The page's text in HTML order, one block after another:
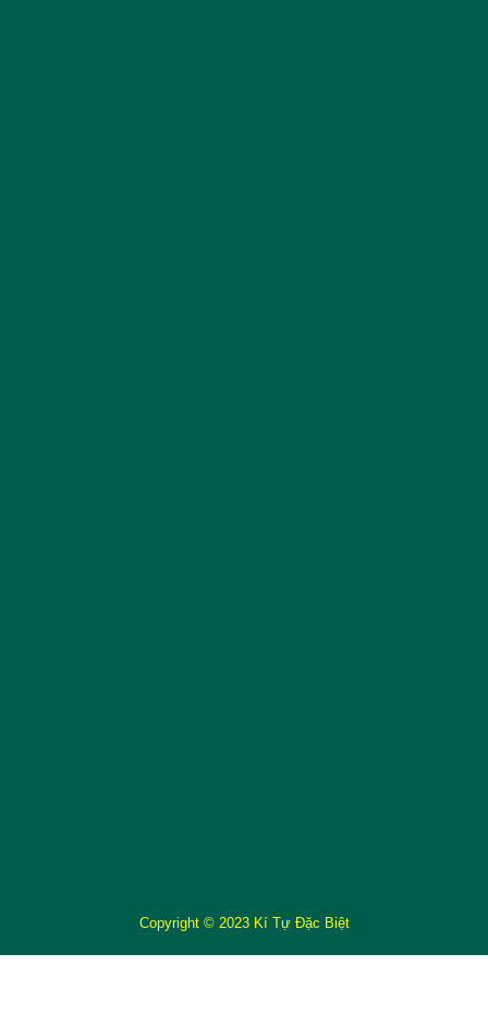
Copyright © 2023 Kí Tự Đặc Biệt